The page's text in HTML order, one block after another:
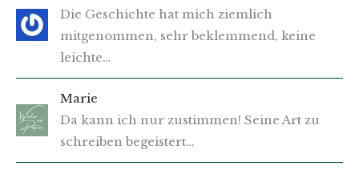
Die Geschichte hat mich ziemlich
mitgenommen, sehr beklemmend, keine
leichte…
Marie
Da kann ich nur zustimmen! Seine Art zu
schreiben begeistert…